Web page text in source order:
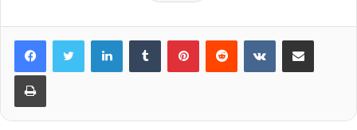
LinkedInTumblrPinterest
RedditVKontakte
Share via Email
Print